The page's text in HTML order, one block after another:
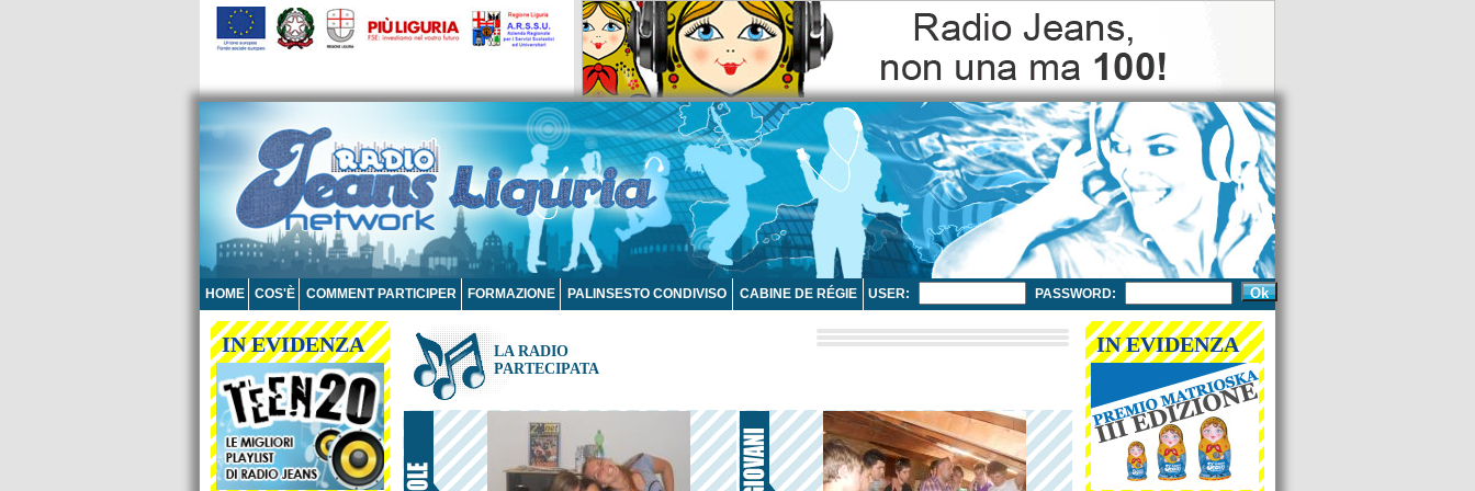
HOME COS'È COMMENT PARTICIPER FORMAZIONE PALINSESTO CONDIVISO CABINE DE RÉGIE USER: PASSWORD:
IN EVIDENZA
LA RADIO
PARTECIPATA
IN EVIDENZA